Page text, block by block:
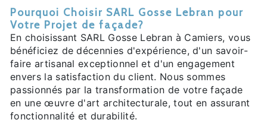
Pourquoi Choisir SARL Gosse Lebran pour
Votre Projet de façade?
En choisissant SARL Gosse Lebran à Camiers, vous
bénéficiez de décennies d'expérience, d'un savoir-
faire artisanal exceptionnel et d'un engagement
envers la satisfaction du client. Nous sommes
passionnés par la transformation de votre façade
en une œuvre d'art architecturale, tout en assurant
fonctionnalité et durabilité.